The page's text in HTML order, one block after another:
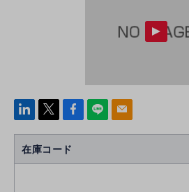
linke
Face
k
line mail
在庫コード